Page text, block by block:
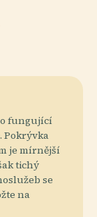
o fungující
Pokrývka
je mírnější
tichý
se
na